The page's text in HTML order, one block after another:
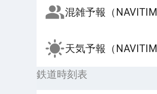
混雑予報（
天気予報（
鉄道時刻表